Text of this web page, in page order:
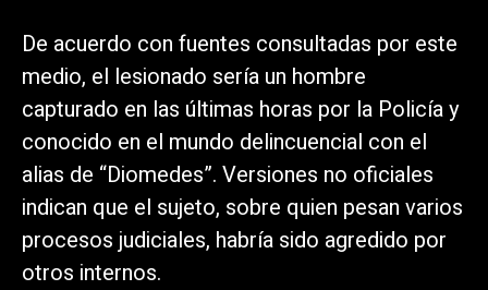
De acuerdo con fuentes consultadas por este
medio, el lesionado sería un hombre
capturado en las últimas horas por la Policía y
conocido en el mundo delincuencial con el
alias de “Diomedes”. Versiones no oficiales
indican que el sujeto, sobre quien pesan varios
procesos judiciales, habría sido agredido por
otros internos.